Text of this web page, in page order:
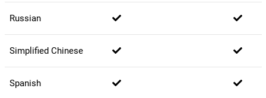
Russian
Simplified Chinese
Spanish